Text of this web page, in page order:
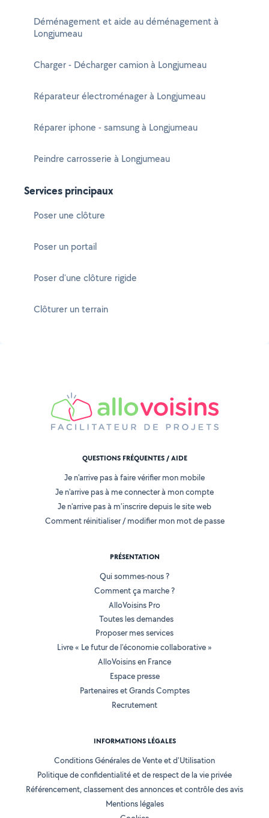
Déménagement et aide au déménagement à
Longjumeau
Charger - Décharger camion à Longjumeau
Réparateur électroménager à Longjumeau
Réparer iphone - samsung à Longjumeau
Peindre carrosserie à Longjumeau
Services principaux
Poser une clôture
Poser un portail
Poser d'une clôture rigide
Clôturer un terrain
QUESTIONS FRÉQUENTES / AIDE
Je n'arrive pas à faire vérifier mon mobile
Je n'arrive pas à me connecter à mon compte
Je n'arrive pas à m'inscrire depuis le site web
Comment réinitialiser / modifier mon mot de passe
PRÉSENTATION
Qui sommes-nous ?
Comment ça marche ?
AlloVoisins Pro
Toutes les demandes
Proposer mes services
Livre « Le futur de l'économie collaborative »
AlloVoisins en France
Espace presse
Partenaires et Grands Comptes
Recrutement
INFORMATIONS LÉGALES
Conditions Générales de Vente et d'Utilisation
Politique de confidentialité et de respect de la vie privée
Référencement, classement des annonces et contrôle des avis
Mentions légales